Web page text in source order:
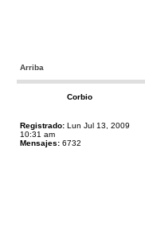
Arriba
Corbio
Registrado: Lun Jul 13, 2009
10:31 am
Mensajes: 6732